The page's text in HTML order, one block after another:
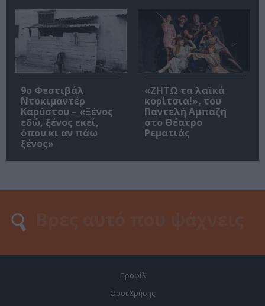
9ο Φεστιβάλ
Ντοκιμαντέρ
Καρύστου – «Ξένος
εδώ, ξένος εκεί,
όπου κι αν πάω
ξένος»
«ΖΗΤΩ τα λαϊκά
κορίτσια!», του
Παντελή Αμπαζή
στο Θέατρο
Ρεματιάς
Προφίλ
Οροι Χρήσης